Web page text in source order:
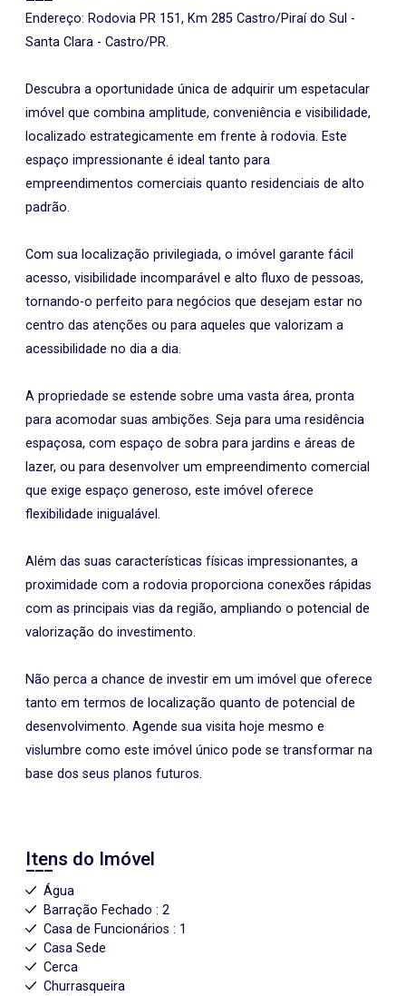
Endereço: Rodovia PR 151, Km 285 Castro/Piraí do Sul -
Santa Clara - Castro/PR.
Descubra a oportunidade única de adquirir um espetacular
imóvel que combina amplitude, conveniência e visibilidade,
localizado estrategicamente em frente à rodovia. Este
espaço impressionante é ideal tanto para
empreendimentos comerciais quanto residenciais de alto
padrão.
Com sua localização privilegiada, o imóvel garante fácil
acesso, visibilidade incomparável e alto fluxo de pessoas,
tornando-o perfeito para negócios que desejam estar no
centro das atenções ou para aqueles que valorizam a
acessibilidade no dia a dia.
A propriedade se estende sobre uma vasta área, pronta
para acomodar suas ambições. Seja para uma residência
espaçosa, com espaço de sobra para jardins e áreas de
lazer, ou para desenvolver um empreendimento comercial
que exige espaço generoso, este imóvel oferece
flexibilidade inigualável.
Além das suas características físicas impressionantes, a
proximidade com a rodovia proporciona conexões rápidas
com as principais vias da região, ampliando o potencial de
valorização do investimento.
Não perca a chance de investir em um imóvel que oferece
tanto em termos de localização quanto de potencial de
desenvolvimento. Agende sua visita hoje mesmo e
vislumbre como este imóvel único pode se transformar na
base dos seus planos futuros.
Itens do Imóvel
Água
Barração Fechado : 2
Casa de Funcionários : 1
Casa Sede
Cerca
Churrasqueira